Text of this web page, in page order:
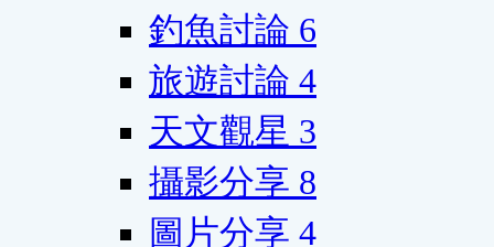
釣魚討論 6
旅遊討論 4
天文觀星 3
攝影分享 8
圖片分享 4